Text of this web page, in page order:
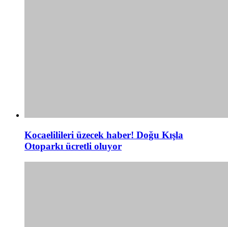
Kocaelilileri üzecek haber! Doğu Kışla
Otoparkı ücretli oluyor